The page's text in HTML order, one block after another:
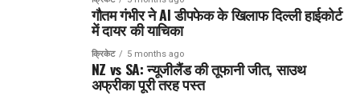
गौतम गंभीर ने AI डीपफेक के खिलाफ दिल्ली हाईकोर्ट
में दायर की याचिका
क्रिकेट 5 months ago
NZ vs SA: न्यूजीलैंड की तूफानी जीत, साउथ
अफ्रीका पूरी तरह पस्त